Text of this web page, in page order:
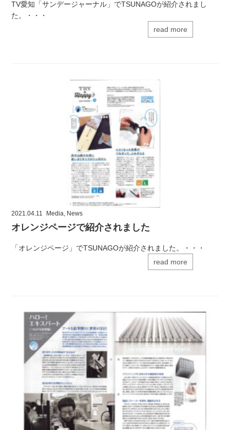
TV愛知「サンデージャーナル」でTSUNAGOが紹介されまし
た。・・・
read more
2021.04.11 Media, News
オレンジページで紹介されました
「オレンジページ」でTSUNAGOが紹介されました。・・・
read more